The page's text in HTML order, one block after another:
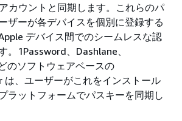
カウントと同期します。これらのパ
ザーが各デバイスを個別に登録する
デバイス間でのシームレスな認
。1Password、Dashlane、
のソフトウェアベースの
、ユーザーがこれをインストール
ラットフォームでパスキーを同期し